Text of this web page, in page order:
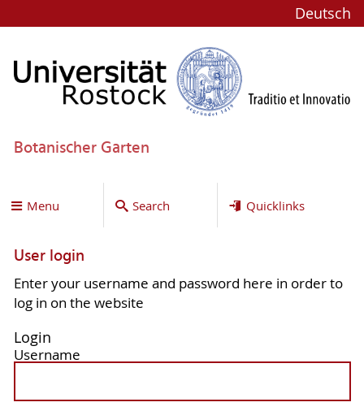
Deutsch
Botanischer Garten
Menu Search Quicklinks
User login
Enter your username and password here in order to
log in on the website
Login
Username